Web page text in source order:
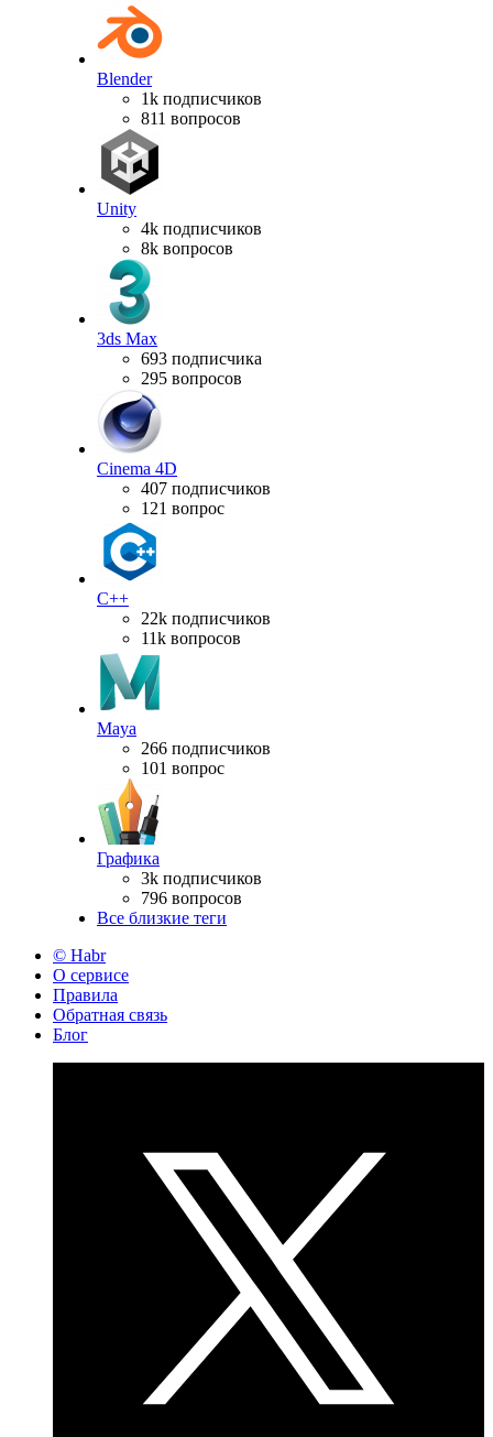
Blender
1k подписчиков
811 вопросов
Unity
4k подписчиков
8k вопросов
3ds Max
693 подписчика
295 вопросов
Cinema 4D
407 подписчиков
121 вопрос
C++
22k подписчиков
11k вопросов
Maya
266 подписчиков
101 вопрос
Графика
3k подписчиков
796 вопросов
Все близкие теги
© Habr
О сервисе
Правила
Обратная связь
Блог